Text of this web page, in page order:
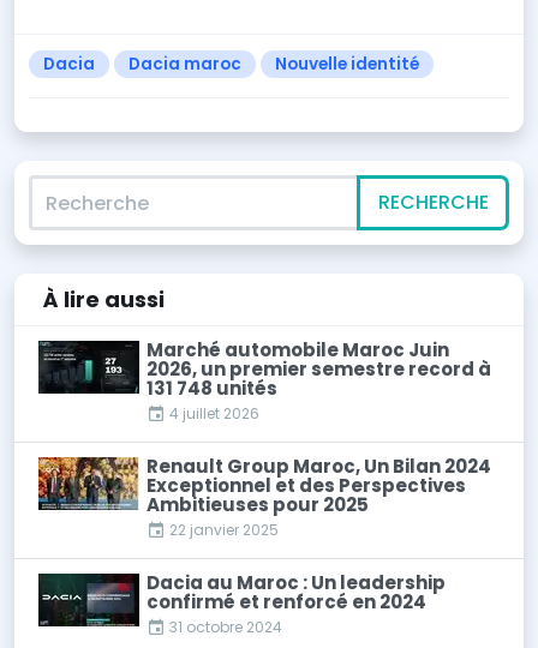
Dacia Dacia maroc Nouvelle identité
Recherche
RECHERCHE
À lire aussi
Marché automobile Maroc Juin
2026, un premier semestre record à
131 748 unités
4 juillet 2026
Renault Group Maroc, Un Bilan 2024
Exceptionnel et des Perspectives
Ambitieuses pour 2025
22 janvier 2025
Dacia au Maroc : Un leadership
confirmé et renforcé en 2024
31 octobre 2024